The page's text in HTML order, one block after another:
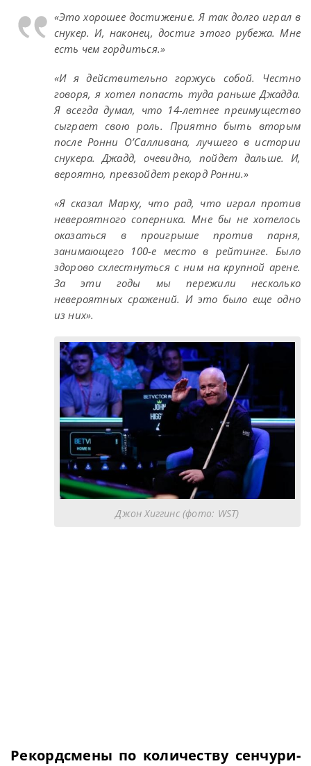
«Это хорошее достижение. Я так долго играл в
снукер. И, наконец, достиг этого рубежа. Мне
есть чем гордиться.»
«И я действительно горжусь собой. Честно
говоря, я хотел попасть туда раньше Джадда.
Я всегда думал, что 14-летнее преимущество
сыграет свою роль. Приятно быть вторым
после Ронни О’Салливана, лучшего в истории
снукера. Джадд, очевидно, пойдет дальше. И,
вероятно, превзойдет рекорд Ронни.»
«Я сказал Марку, что рад, что играл против
невероятного соперника. Мне бы не хотелось
оказаться в проигрыше против парня,
занимающего 100-е место в рейтинге. Было
здорово схлестнуться с ним на крупной арене.
За эти годы мы пережили несколько
невероятных сражений. И это было еще одно
из них».
Джон Хиггинс (фото: WST)
Рекордсмены по количеству сенчури-